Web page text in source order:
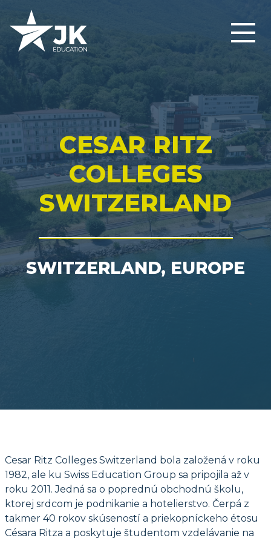
CESAR RITZ
COLLEGES
SWITZERLAND
SWITZERLAND, EUROPE
Cesar Ritz Colleges Switzerland bola založená v roku
1982, ale ku Swiss Education Group sa pripojila až v
roku 2011. Jedná sa o poprednú obchodnú školu,
ktorej srdcom je podnikanie a hotelierstvo. Čerpá z
takmer 40 rokov skúseností a priekopníckeho étosu
Césara Ritza a poskytuje študentom vzdelávanie na